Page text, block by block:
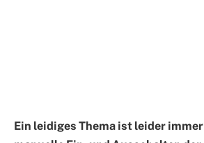
Ein leidiges Thema ist leider